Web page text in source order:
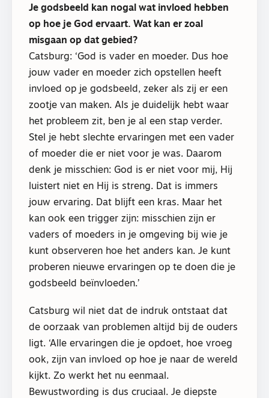
Je godsbeeld kan nogal wat invloed hebben
op hoe je God ervaart. Wat kan er zoal
misgaan op dat gebied?
Catsburg: ‘God is vader en moeder. Dus hoe
jouw vader en moeder zich opstellen heeft
invloed op je godsbeeld, zeker als zij er een
zootje van maken. Als je duidelijk hebt waar
het probleem zit, ben je al een stap verder.
Stel je hebt slechte ervaringen met een vader
of moeder die er niet voor je was. Daarom
denk je misschien: God is er niet voor mij, Hij
luistert niet en Hij is streng. Dat is immers
jouw ervaring. Dat blijft een kras. Maar het
kan ook een trigger zijn: misschien zijn er
vaders of moeders in je omgeving bij wie je
kunt observeren hoe het anders kan. Je kunt
proberen nieuwe ervaringen op te doen die je
godsbeeld beïnvloeden.’
Catsburg wil niet dat de indruk ontstaat dat
de oorzaak van problemen altijd bij de ouders
ligt. ‘Alle ervaringen die je opdoet, hoe vroeg
ook, zijn van invloed op hoe je naar de wereld
kijkt. Zo werkt het nu eenmaal.
Bewustwording is dus cruciaal. Je diepste